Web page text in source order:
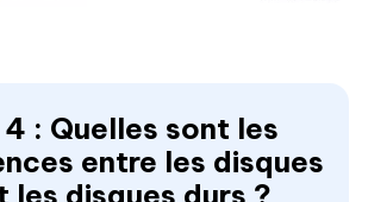
: Quelles sont les
entre les disques